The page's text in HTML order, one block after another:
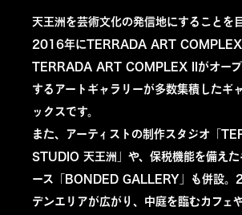
天王洲を芸術文化の発信地にすることを
2016年にTERRADA ART
TERRADA ART COMPLEX IIがオープ
するアートギャラリーが多数集積したギ
ックスです。
また、アーティストの制作スタジオ「
STUDIO 天王洲」や、保税機能を備えた
ース「BONDED GALLERY」も併設。
デンエリアが広がり、中庭を臨むカフェ